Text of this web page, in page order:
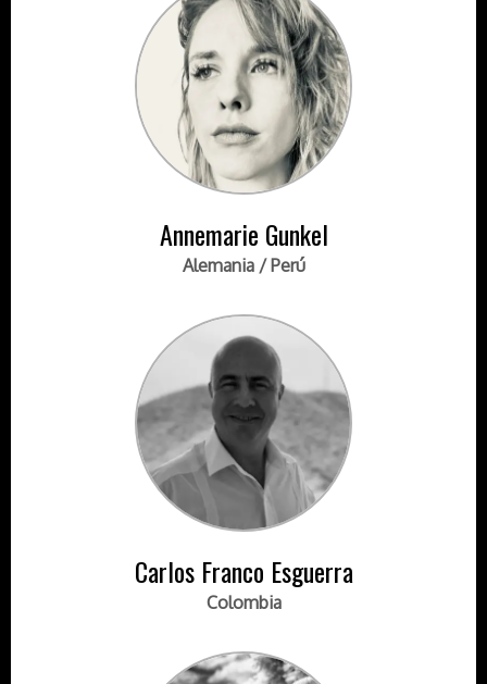
Annemarie Gunkel
Alemania / Perú
Carlos Franco Esguerra
Colombia